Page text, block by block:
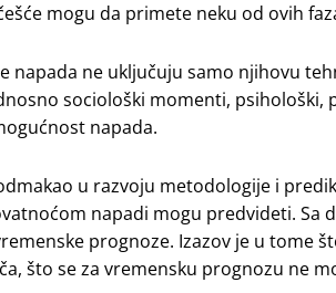
mogu da primete neku od ovih
napada ne uključuju samo njihovu
sociološki momenti, psihološki,
napada.
u razvoju metodologije i
napadi mogu predvideti. Sa
prognoze. Izazov je u tome
što se za vremensku prognozu ne